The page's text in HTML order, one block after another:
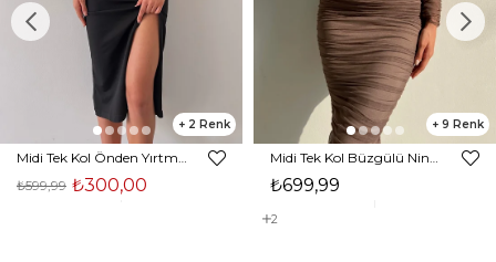
2
₺300,00
₺599,99
9
₺699,99
2